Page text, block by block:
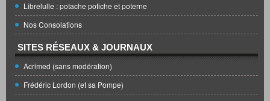
Librelulle : potache potiche et poterne
Nos Consolations
SITES RÉSEAUX & JOURNAUX
Acrimed (sans modération)
Frédéric Lordon (et sa Pompe)